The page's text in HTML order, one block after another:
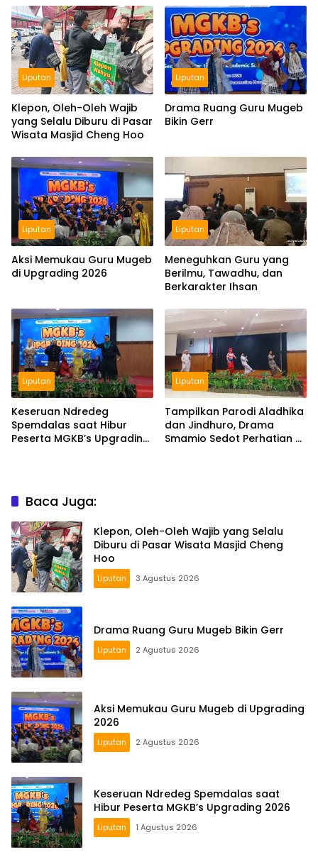
Liputan
Klepon, Oleh-Oleh Wajib
yang Selalu Diburu di Pasar
Wisata Masjid Cheng Hoo
Liputan
Drama Ruang Guru Mugeb
Bikin Gerr
Liputan
Aksi Memukau Guru Mugeb
di Upgrading 2026
Liputan
Meneguhkan Guru yang
Berilmu, Tawadhu, dan
Berkarakter Ihsan
Liputan
Keseruan Ndredeg
Spemdalas saat Hibur
Peserta MGKB’s Upgrading
Liputan
Tampilkan Parodi Aladhika
dan Jindhuro, Drama
Smamio Sedot Perhatian di
Baca Juga:
Klepon, Oleh-Oleh Wajib yang Selalu
Diburu di Pasar Wisata Masjid Cheng
Hoo
Liputan 3 Agustus 2026
Drama Ruang Guru Mugeb Bikin Gerr
Liputan 2 Agustus 2026
Aksi Memukau Guru Mugeb di Upgrading
2026
Liputan 2 Agustus 2026
Keseruan Ndredeg Spemdalas saat
Hibur Peserta MGKB’s Upgrading 2026
Liputan 1 Agustus 2026